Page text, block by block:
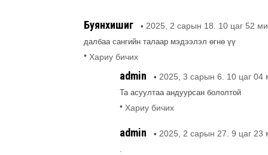
Буянхишиг • 2025, 2 сарын 18. 10 цаг 52
далбаа сангийн талаар мэдээлэл өгнө үү
• Хариу бичих
admin • 2025, 3 сарын 6. 10 цаг 04
Та асуултаа андуурсан бололтой
• Хариу бичих
admin • 2025, 2 сарын 27. 9 цаг 23
.